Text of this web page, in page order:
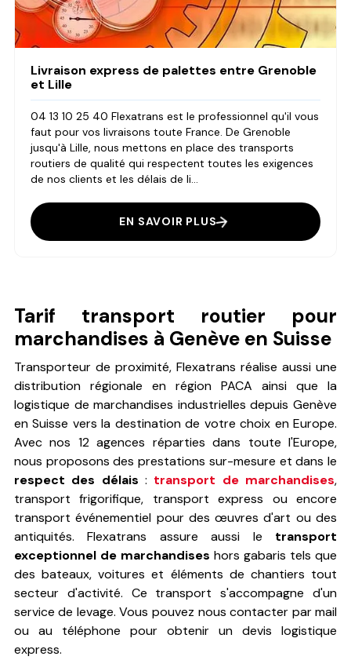
Livraison express de palettes entre Grenoble
et Lille
04 13 10 25 40 Flexatrans est le professionnel qu'il vous
faut pour vos livraisons toute France. De Grenoble
jusqu'à Lille, nous mettons en place des transports
routiers de qualité qui respectent toutes les exigences
de nos clients et les délais de li...
EN SAVOIR PLUS
Tarif transport routier pour
marchandises à Genève en Suisse
Transporteur de proximité, Flexatrans réalise aussi une
distribution régionale en région PACA ainsi que la
logistique de marchandises industrielles depuis Genève
en Suisse vers la destination de votre choix en Europe.
Avec nos 12 agences réparties dans toute l'Europe,
nous proposons des prestations sur-mesure et dans le
respect des délais : transport de marchandises,
transport frigorifique, transport express ou encore
transport événementiel pour des œuvres d'art ou des
antiquités. Flexatrans assure aussi le transport
exceptionnel de marchandises hors gabaris tels que
des bateaux, voitures et éléments de chantiers tout
secteur d'activité. Ce transport s'accompagne d'un
service de levage. Vous pouvez nous contacter par mail
ou au téléphone pour obtenir un devis logistique
express.